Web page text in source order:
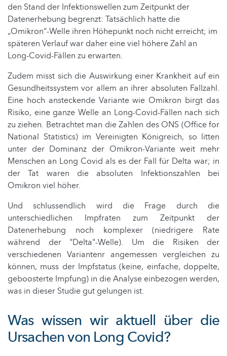
den Stand der Infektionswellen zum Zeitpunkt der
Datenerhebung begrenzt: Tatsächlich hatte die
„Omikron“-Welle ihren Höhepunkt noch nicht erreicht; im
späteren Verlauf war daher eine viel höhere Zahl an
Long-Covid-Fällen zu erwarten.
Zudem misst sich die Auswirkung einer Krankheit auf ein
Gesundheitssystem vor allem an ihrer absoluten Fallzahl.
Eine hoch ansteckende Variante wie Omikron birgt das
Risiko, eine ganze Welle an Long-Covid-Fällen nach sich
zu ziehen. Betrachtet man die Zahlen des ONS (Office for
National Statistics) im Vereinigten Königreich, so litten
unter der Dominanz der Omikron-Variante weit mehr
Menschen an Long Covid als es der Fall für Delta war; in
der Tat waren die absoluten Infektionszahlen bei
Omikron viel höher.
Und schlussendlich wird die Frage durch die
unterschiedlichen Impfraten zum Zeitpunkt der
Datenerhebung noch komplexer (niedrigere Rate
während der "Delta"-Welle). Um die Risiken der
verschiedenen Variantenr angemessen vergleichen zu
können, muss der Impfstatus (keine, einfache, doppelte,
geboosterte Impfung) in die Analyse einbezogen werden,
was in dieser Studie gut gelungen ist.
Was wissen wir aktuell über die
Ursachen von Long Covid?